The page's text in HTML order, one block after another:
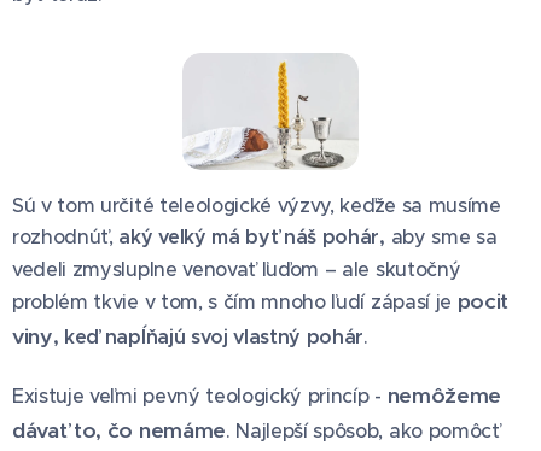
Sú v tom určité teleologické výzvy, keďže sa musíme
rozhodnúť, aký veľký má byť náš pohár, aby sme sa
vedeli zmysluplne venovať ľuďom – ale skutočný
problém tkvie v tom, s čím mnoho ľudí zápasí je pocit
viny, keď napĺňajú svoj vlastný pohár.
Existuje veľmi pevný teologický princíp - nemôžeme
dávať to, čo nemáme. Najlepší spôsob, ako pomôcť